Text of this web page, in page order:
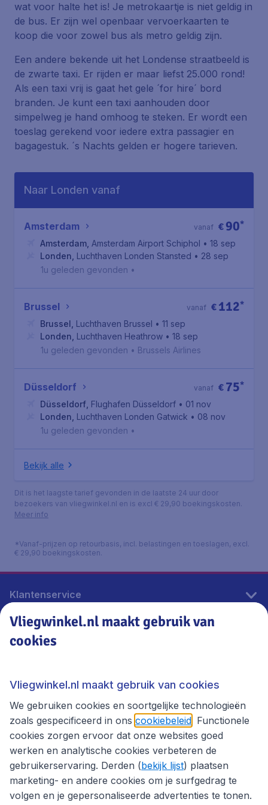
wat voor halte het is! Je metrokaartje is niet geldig in
de bus. Er zijn wel openbaar vervoerkaarten te
koop die voor zowel bus als metro geldig zijn.
Een andere bekende uit het Londense straatbeeld is
de zwarte taxi. Er rijden er maar liefst 25.000 rond!
Als een taxi vrij is gaat het gele ´for hire´ bord
branden. Je kunt een taxi aanhouden door
simpelweg je hand omhoog te steken. Er wordt een
toeslag gerekend voor iedere extra passagier en
bagagestuk. ´s Nachts gelden er hogere tarieven.
Naar Londen vanaf
Amsterdam € 90*
vanaf
Amsterdam Amsterdam Airport Schiphol • 18 sep
Londen Luchthaven Londen Stansted • 28 sep
1u geleden gevonden •
Brussel € 112*
vanaf
Brussel Luchthaven Brussel • 11 sep
Londen Luchthaven Heathrow • 18 sep
1u geleden gevonden • Brussels Airlines
Düsseldorf € 75*
vanaf
Düsseldorf Flughafen Düsseldorf • 01 nov
Londen Luchthaven Londen Gatwick • 08 nov
1u geleden gevonden •
Bekijk alle
Dit is het laagste tarief gevonden in de laatste 24 uur door
bezoekers van vliegwinkel.nl en is excl € 29,90 boekingskosten.
Meer info
*Vanaf-prijzen op retourbasis, incl. belastingen en toeslagen, excl.
€ 29,90 boekingskosten.
Klantenservice
Vliegwinkel.nl
Thema's
Vliegwinkel.nl maakt gebruik van
cookies
Vliegwinkel.nl maakt gebruik van cookies
We gebruiken cookies en soortgelijke technologieën
zoals gespecificeerd in ons cookiebeleid . Functionele
cookies zorgen ervoor dat onze websites goed
werken en analytische cookies verbeteren de
gebruikerservaring. Derden (bekijk lijst) plaatsen
marketing- en andere cookies om je surfgedrag te
volgen en je gepersonaliseerde advertenties te tonen.